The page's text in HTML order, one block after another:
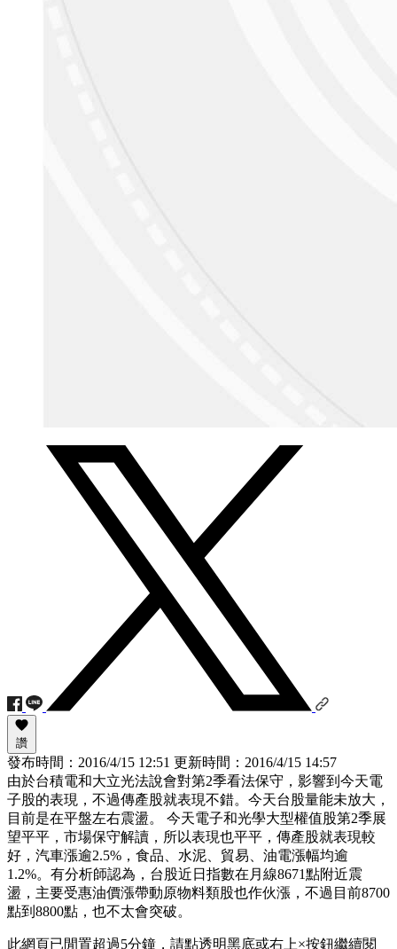
讚
發布時間： 2016/4/15 12:51 更新時間： 2016/4/15 14:57
由於台積電和大立光法說會對第2季看法保守，影響到今天電
子股的表現，不過傳產股就表現不錯。今天台股量能未放大，
目前是在平盤左右震盪。 今天電子和光學大型權值股第2季展
望平平，市場保守解讀，所以表現也平平，傳產股就表現較
好，汽車漲逾2.5%，食品、水泥、貿易、油電漲幅均逾
1.2%。有分析師認為，台股近日指數在月線8671點附近震
盪，主要受惠油價漲帶動原物料類股也作伙漲，不過目前8700
點到8800點，也不太會突破。
此網頁已閒置超過5分鐘，請點透明黑底或右上×按鈕繼續閱